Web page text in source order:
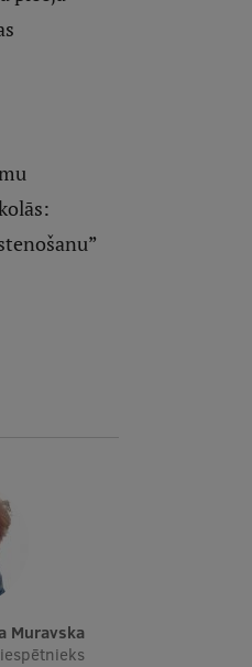
Muravska